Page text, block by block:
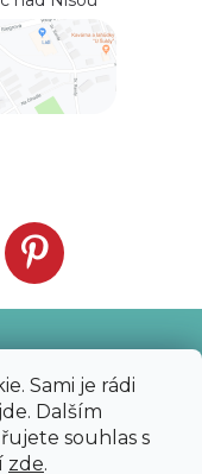
Sami je rádi
Dalším
souhlas s
zde.
- Svět